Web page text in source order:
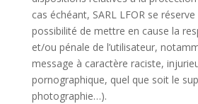
cas échéant, SARL LFOR se
possibilité de mettre en cause la
et/ou pénale de l’utilisateur,
message à caractère raciste,
pornographique, quel que soit le
photographie…).